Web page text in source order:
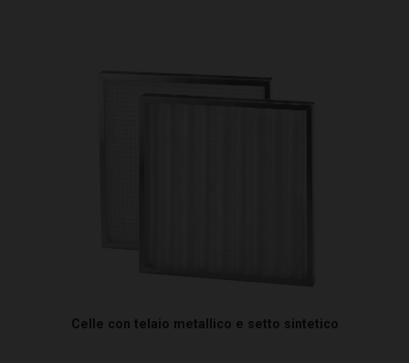
Celle con telaio metallico e setto sintetico